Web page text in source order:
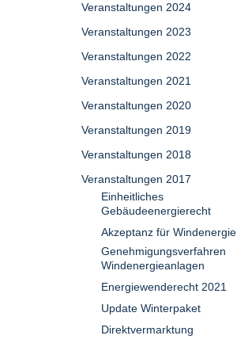
Veranstaltungen 2024
Veranstaltungen 2023
Veranstaltungen 2022
Veranstaltungen 2021
Veranstaltungen 2020
Veranstaltungen 2019
Veranstaltungen 2018
Veranstaltungen 2017
Einheitliches
Gebäudeenergierecht
Akzeptanz für Windenergie
Genehmigungsverfahren
Windenergieanlagen
Energiewenderecht 2021
Update Winterpaket
Direktvermarktung